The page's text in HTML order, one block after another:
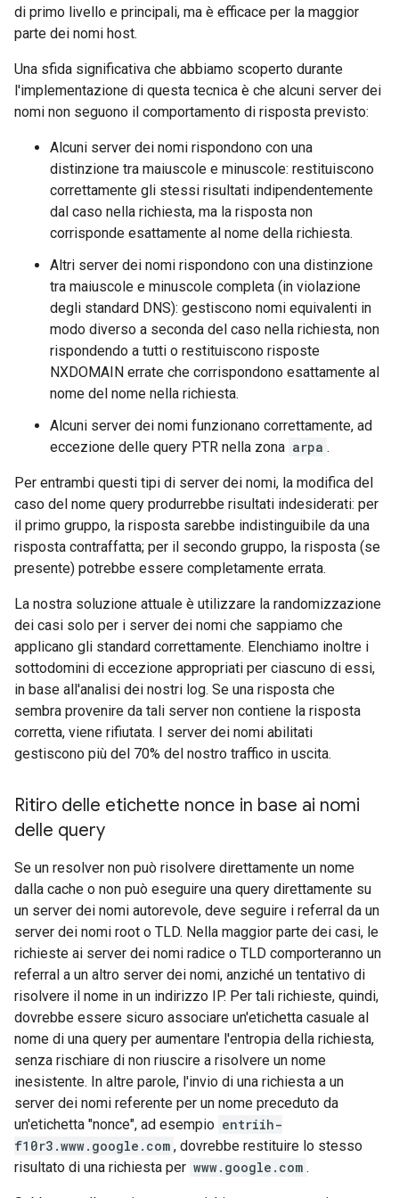
di primo livello e principali, ma è efficace per la maggior
parte dei nomi host.
Una sfida significativa che abbiamo scoperto durante
l'implementazione di questa tecnica è che alcuni server dei
nomi non seguono il comportamento di risposta previsto:
Alcuni server dei nomi rispondono con una
distinzione tra maiuscole e minuscole: restituiscono
correttamente gli stessi risultati indipendentemente
dal caso nella richiesta, ma la risposta non
corrisponde esattamente al nome della richiesta.
Altri server dei nomi rispondono con una distinzione
tra maiuscole e minuscole completa (in violazione
degli standard DNS): gestiscono nomi equivalenti in
modo diverso a seconda del caso nella richiesta, non
rispondendo a tutti o restituiscono risposte
NXDOMAIN errate che corrispondono esattamente al
nome del nome nella richiesta.
Alcuni server dei nomi funzionano correttamente, ad
eccezione delle query PTR nella zona arpa .
Per entrambi questi tipi di server dei nomi, la modifica del
caso del nome query produrrebbe risultati indesiderati: per
il primo gruppo, la risposta sarebbe indistinguibile da una
risposta contraffatta; per il secondo gruppo, la risposta (se
presente) potrebbe essere completamente errata.
La nostra soluzione attuale è utilizzare la randomizzazione
dei casi solo per i server dei nomi che sappiamo che
applicano gli standard correttamente. Elenchiamo inoltre i
sottodomini di eccezione appropriati per ciascuno di essi,
in base all'analisi dei nostri log. Se una risposta che
sembra provenire da tali server non contiene la risposta
corretta, viene rifiutata. I server dei nomi abilitati
gestiscono più del 70% del nostro traffico in uscita.
Ritiro delle etichette nonce in base ai nomi
delle query
Se un resolver non può risolvere direttamente un nome
dalla cache o non può eseguire una query direttamente su
un server dei nomi autorevole, deve seguire i referral da un
server dei nomi root o TLD. Nella maggior parte dei casi, le
richieste ai server dei nomi radice o TLD comporteranno un
referral a un altro server dei nomi, anziché un tentativo di
risolvere il nome in un indirizzo IP. Per tali richieste, quindi,
dovrebbe essere sicuro associare un'etichetta casuale al
nome di una query per aumentare l'entropia della richiesta,
senza rischiare di non riuscire a risolvere un nome
inesistente. In altre parole, l'invio di una richiesta a un
server dei nomi referente per un nome preceduto da
un'etichetta "nonce", ad esempio entriih-
f10r3.www.google.com , dovrebbe restituire lo stesso
risultato di una richiesta per www.google.com .